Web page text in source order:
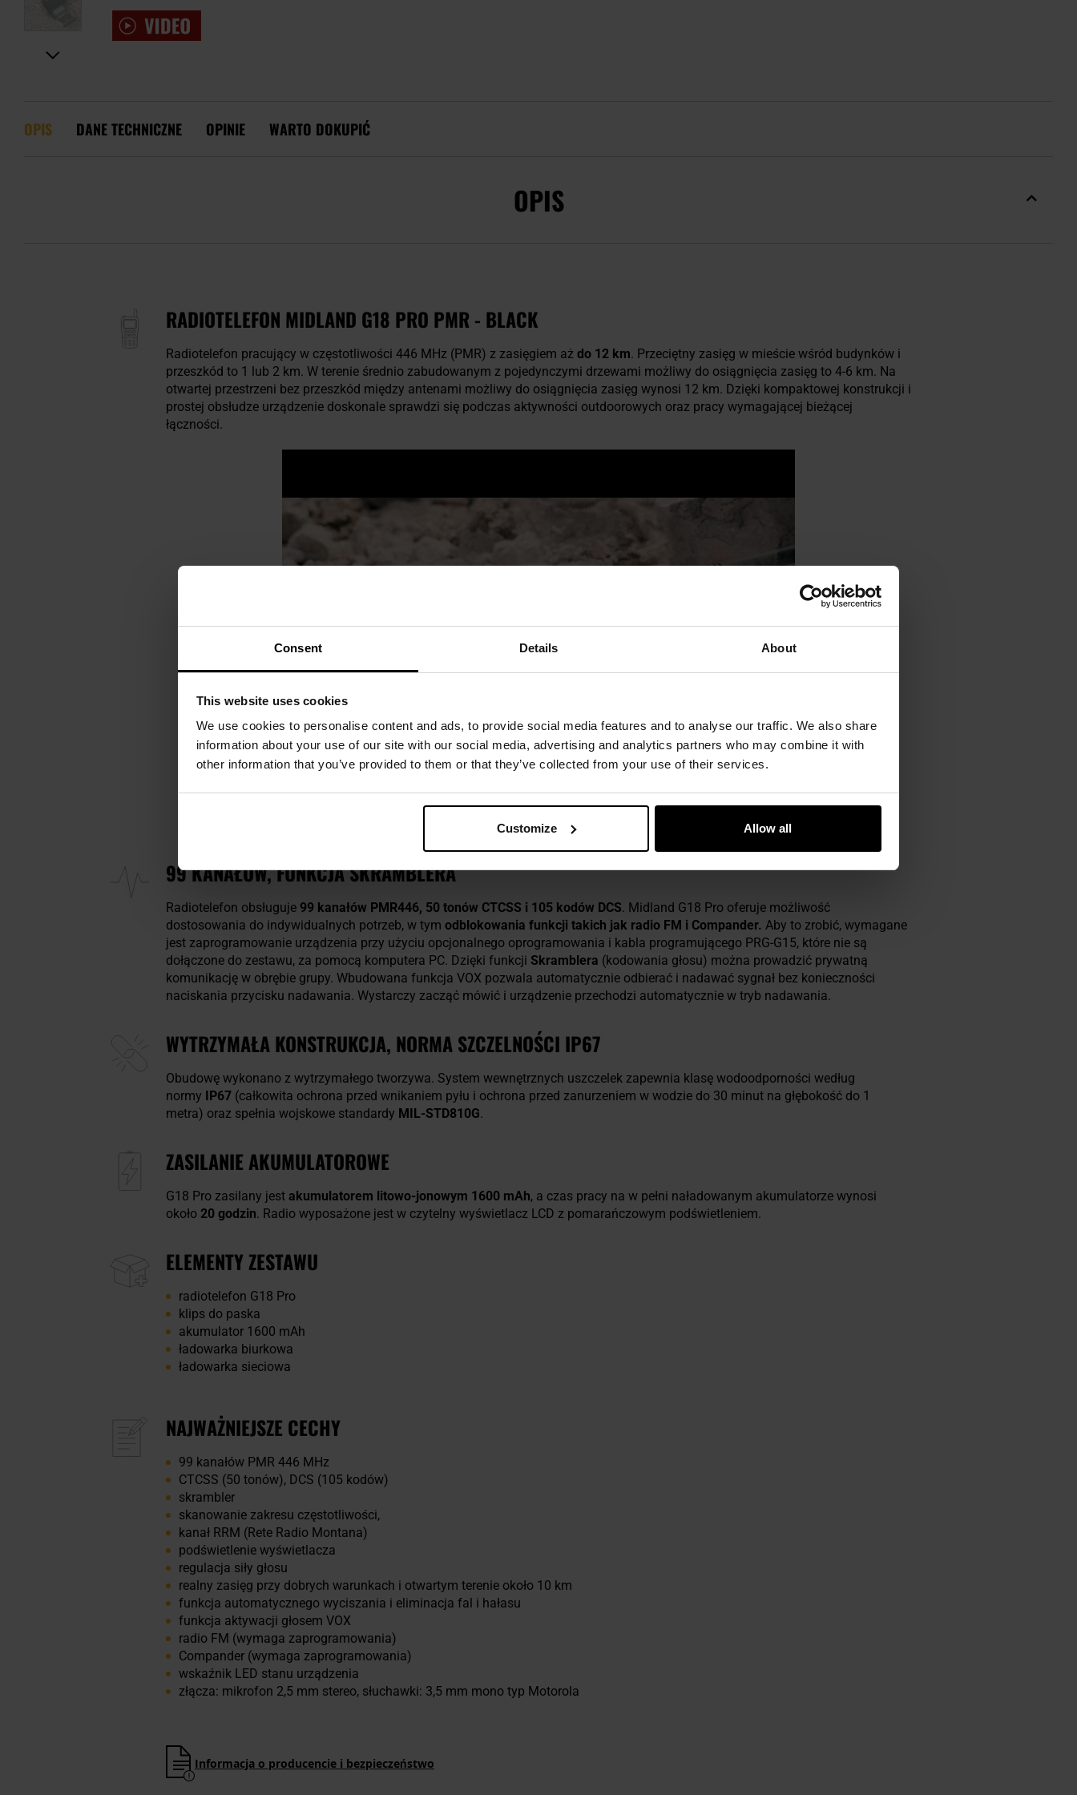
Consent Details About
This website uses cookies
We use cookies to personalise content and ads, to provide social media features and to analyse our traffic. We also share
information about your use of our site with our social media, advertising and analytics partners who may combine it with
other information that you’ve provided to them or that they’ve collected from your use of their services.
Customize Allow all
OPIS DANE TECHNICZNE OPINIE WARTO DOKUPIĆ
OPIS
RADIOTELEFON MIDLAND G18 PRO PMR - BLACK
Radiotelefon pracujący w częstotliwości 446 MHz (PMR) z zasięgiem aż do 12 km. Przeciętny zasięg w mieście wśród budynków i
przeszkód to 1 lub 2 km. W terenie średnio zabudowanym z pojedynczymi drzewami możliwy do osiągnięcia zasięg to 4-6 km. Na
otwartej przestrzeni bez przeszkód między antenami możliwy do osiągnięcia zasięg wynosi 12 km. Dzięki kompaktowej konstrukcji i
prostej obsłudze urządzenie doskonale sprawdzi się podczas aktywności outdoorowych oraz pracy wymagającej bieżącej
łączności.
99 KANAŁÓW, FUNKCJA SKRAMBLERA
Radiotelefon obsługuje 99 kanałów PMR446, 50 tonów CTCSS i 105 kodów DCS. Midland G18 Pro oferuje możliwość
dostosowania do indywidualnych potrzeb, w tym odblokowania funkcji takich jak radio FM i Compander. Aby to zrobić, wymagane
jest zaprogramowanie urządzenia przy użyciu opcjonalnego oprogramowania i kabla programującego PRG-G15, które nie są
dołączone do zestawu, za pomocą komputera PC. Dzięki funkcji Skramblera (kodowania głosu) można prowadzić prywatną
komunikację w obrębie grupy. Wbudowana funkcja VOX pozwala automatycznie odbierać i nadawać sygnał bez konieczności
naciskania przycisku nadawania. Wystarczy zacząć mówić i urządzenie przechodzi automatycznie w tryb nadawania.
WYTRZYMAŁA KONSTRUKCJA, NORMA SZCZELNOŚCI IP67
Obudowę wykonano z wytrzymałego tworzywa. System wewnętrznych uszczelek zapewnia klasę wodoodporności według
normy IP67 (całkowita ochrona przed wnikaniem pyłu i ochrona przed zanurzeniem w wodzie do 30 minut na głębokość do 1
metra) oraz spełnia wojskowe standardy MIL-STD810G.
ZASILANIE AKUMULATOROWE
G18 Pro zasilany jest akumulatorem litowo-jonowym 1600 mAh, a czas pracy na w pełni naładowanym akumulatorze wynosi
około 20 godzin. Radio wyposażone jest w czytelny wyświetlacz LCD z pomarańczowym podświetleniem.
ELEMENTY ZESTAWU
radiotelefon G18 Pro
klips do paska
akumulator 1600 mAh
ładowarka biurkowa
ładowarka sieciowa
NAJWAŻNIEJSZE CECHY
99 kanałów PMR 446 MHz
CTCSS (50 tonów), DCS (105 kodów)
skrambler
skanowanie zakresu częstotliwości,
kanał RRM (Rete Radio Montana)
podświetlenie wyświetlacza
regulacja siły głosu
realny zasięg przy dobrych warunkach i otwartym terenie około 10 km
funkcja automatycznego wyciszania i eliminacja fal i hałasu
funkcja aktywacji głosem VOX
radio FM (wymaga zaprogramowania)
Compander (wymaga zaprogramowania)
wskaźnik LED stanu urządzenia
złącza: mikrofon 2,5 mm stereo, słuchawki: 3,5 mm mono typ Motorola
Informacja o producencie i bezpieczeństwo